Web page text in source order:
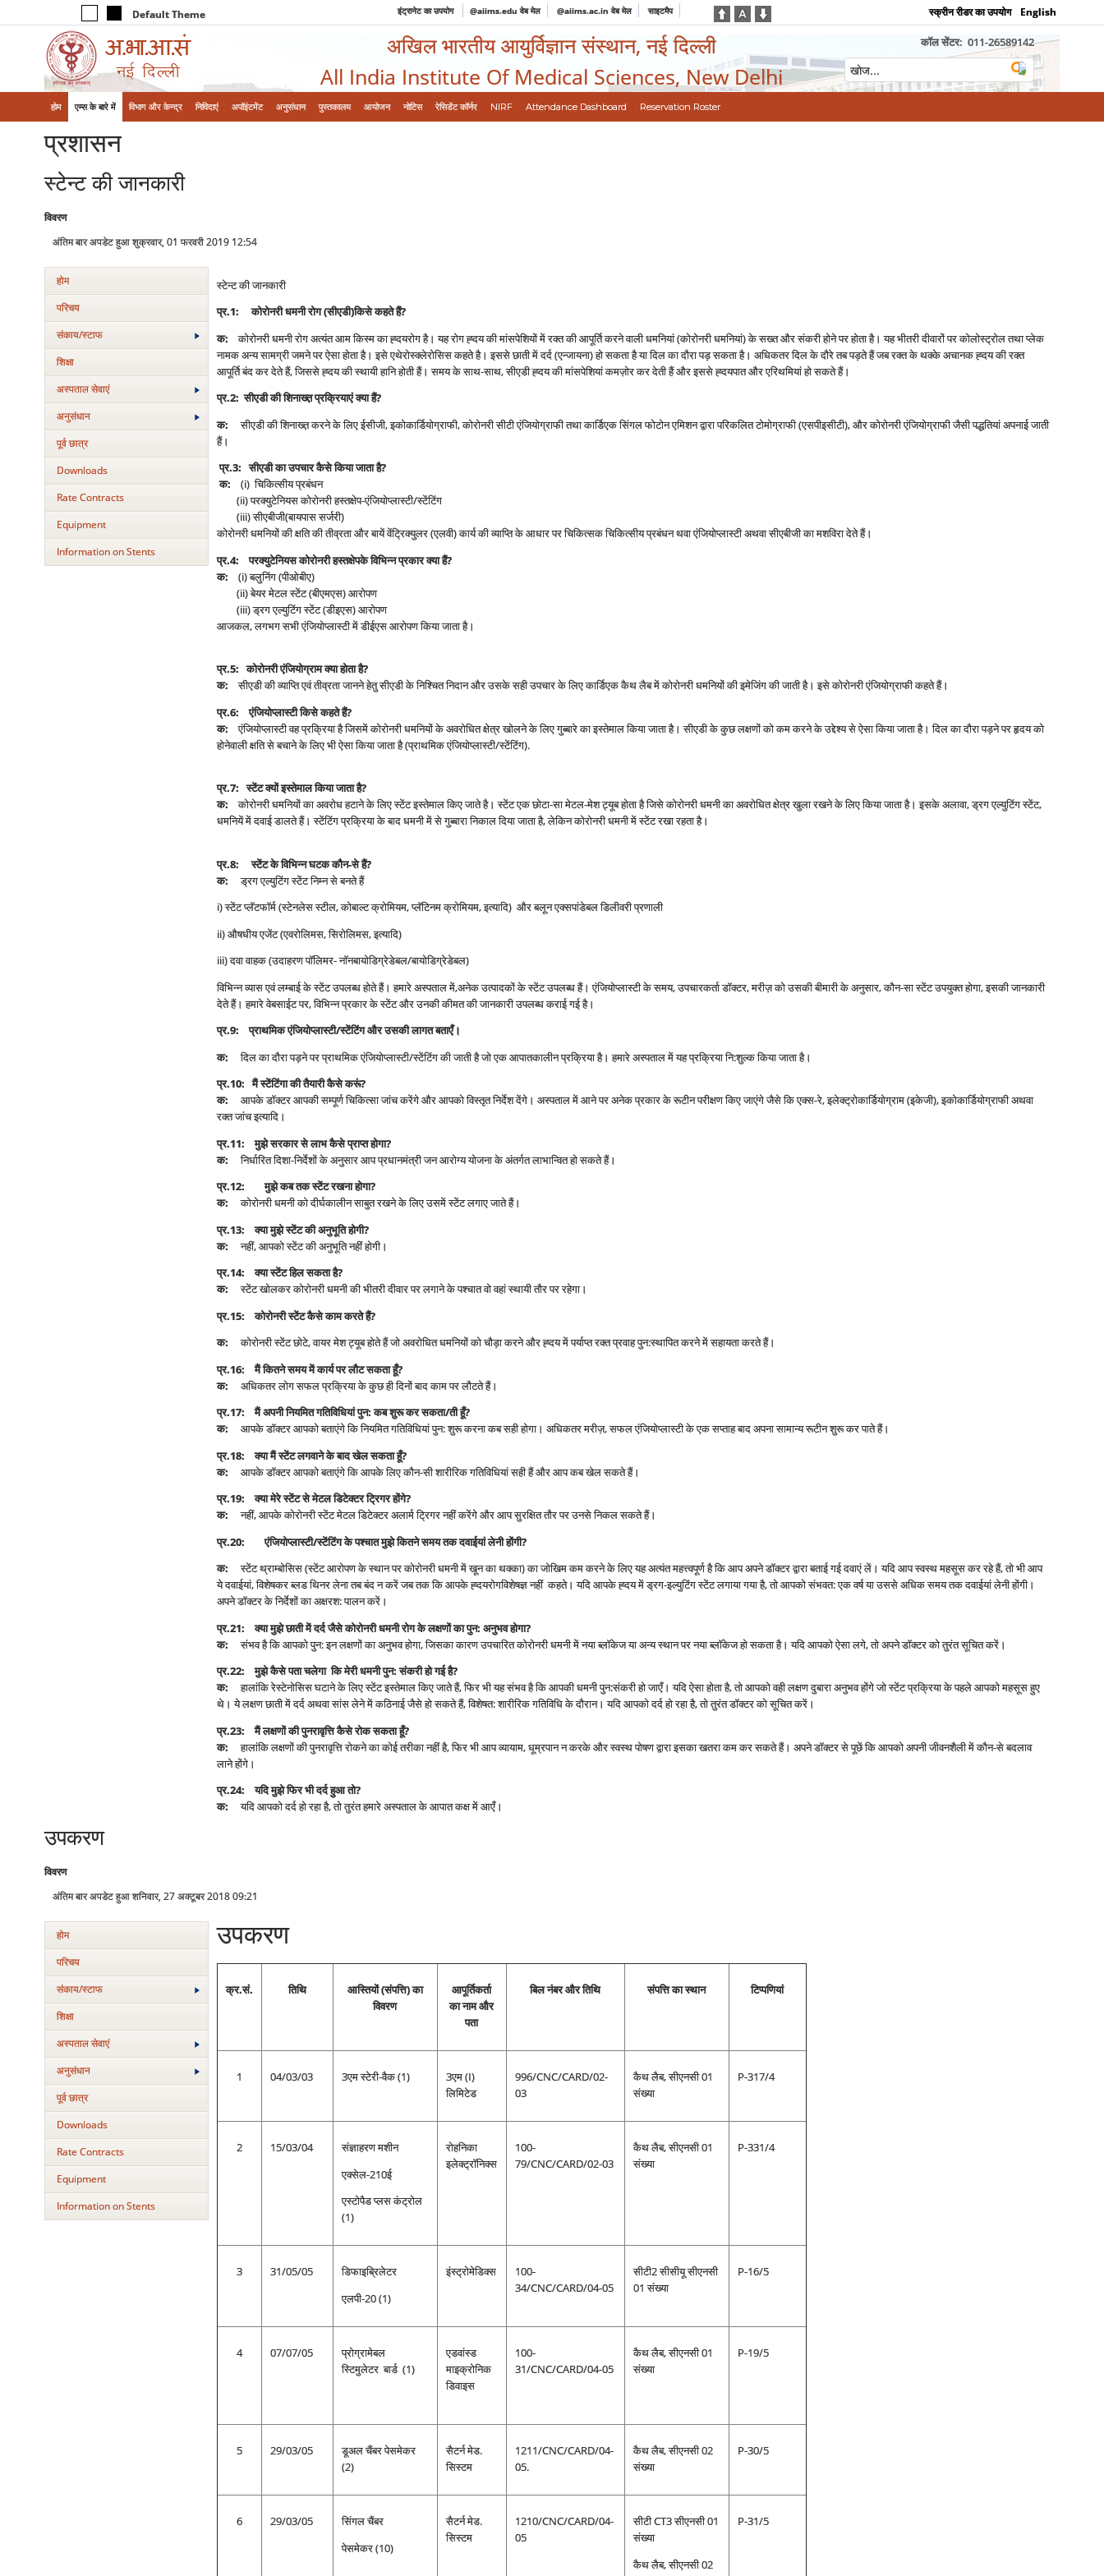
Default Theme इंट्रानेट का उपयोग @aiims.edu वेब मेल @aiims.ac.in वेब मेल साइटमैप स्क्रीन रीडर का उपयोग English
अखिल भारतीय आयुर्विज्ञान संस्थान, नई दिल्ली
All India Institute Of Medical Sciences, New Delhi
कॉल सेंटर: 011-26589142
होम एम्‍स के बारे में विभाग और केन्‍द्र निविदाएं अपॉइंटमेंट अनुसंधान पुस्तकालय आयोजन नोटिस रेसिडेंट कॉर्नर NIRF Attendance Dashboard Reservation Roster
प्रशासन
स्टेन्ट की जानकारी
विवरण
अंतिम बार अपडेट हुआ शुक्रवार, 01 फरवरी 2019 12:54
होम
परिचय
संकाय/स्‍टाफ
शिक्षा
अस्‍पताल सेवाएं
अनुसंधान
पूर्व छात्र
Downloads
Rate Contracts
Equipment
Information on Stents
स्टेन्ट की जानकारी
प्र.1:कोरोनरी धमनी रोग(सीएडी)किसे कहते हैं?
क: कोरोनरी धमनी रोग अत्यंत आम किस्म का ह्दयरोग है। यह रोग ह्दय की मांसपेशियों में रक्त की आपूर्ति करने वाली धमनियां (कोरोनरी धमनियां) के सख्त और संकरी होने पर होता है। यह भीतरी दीवारों पर कोलोस्ट्रोल तथा प्लेक
नामक अन्य सामग्री जमने पर ऐसा होता है। इसे एथेरोस्‍क्लेरोसिस कहते है। इससे छाती में दर्द (एन्जायना) हो सकता है या दिल का दौरा पड़ सकता है। अधिकतर दिल के दौरे तब पड़ते हैं जब रक्त के थक्के अचानक ह्दय की रक्त
आपूर्ति बंद कर देते हैं, जिससे ह्दय की स्थायी हानि होती हैं। समय के साथ-साथ, सीएडी ह्दय की मांसपेशियां कमज़ोर कर देती हैं और इससे ह्दयपात और एरिथमियां हो सकते हैं।
प्र.2: सीएडी की शिनाख्‍त़ प्रक्रियाएं क्या हैं?
क: सीएडी की शिनाख्त़ करने के लिए ईसीजी, इकोकार्डियोग्राफी, कोरोनरी सीटी एंजियोग्राफी तथा कार्डिएक सिंगल फोटोन एमिशन द्वारा परिकलित टोमोग्राफी (एसपीइसीटी), और कोरोनरी एंजियोग्राफी जैसी पद्धतियां अपनाई जाती
हैं।
प्र.3:सीएडी का उपचार कैसे किया जाता है?
क: (i) चिकित्सीय प्रबंधन
(ii) परक्युटेनियस कोरोनरी हस्तक्षेप-एंजियोप्लास्टी/स्टेंटिंग
(iii) सीएबीजी(बायपास सर्जरी)
कोरोनरी धमनियों की क्षति की तीव्रता और बायें वेंट्रिक्युलर (एलवी) कार्य की व्याप्ति के आधार पर चिकित्सक चिकित्सीय प्रबंधन थवा एंजियोप्लास्टी अथवा सीएबीजी का मशविरा देते हैं।
प्र.4:परक्युटेनियस कोरोनरी हस्तक्षेपके विभिन्न प्रकार क्या हैं?
क: (i) बलुनिंग (पीओबीए)
(ii) बेयर मेटल स्टेंट (बीएमएस) आरोपण
(iii) ड्रग एल्युटिंग स्टेंट (डीइएस) आरोपण
आजकल, लगभग सभी एंजियोप्लास्टी में डीईएस आरोपण किया जाता है।
प्र.5:कोरोनरी एंजियोग्राम क्या होता है?
क: सीएडी की व्याप्ति एवं तीव्रता जानने हेतु सीएडी के निश्चित निदान और उसके सही उपचार के लिए कार्डिएक कैथ लैब में कोरोनरी धमनियों की इमेजिंग की जाती है। इसे कोरोनरी एंजियोग्राफी कहते हैं।
प्र.6:एंजियोप्लास्टी किसे कहते हैं?
क: एंजियोप्लास्टी वह प्रक्रिया है जिसमें कोरोनरी धमनियों के अवरोधित क्षेत्र खोलने के लिए गुब्बारे का इस्तेमाल किया जाता है। सीएडी के कुछ लक्षणों को कम करने के उद्देश्य से ऐसा किया जाता है। दिल का दौरा पड़ने पर हृदय को
होनेवाली क्षति से बचाने के लिए भी ऐसा किया जाता है (प्राथमिक एंजियोप्लास्टी/स्टेंटिंग).
प्र.7:स्टेंट क्यों इस्तेमाल किया जाता है?
क: कोरोनरी धमनियों का अवरोध हटाने के लिए स्टेंट इस्तेमाल किए जाते है। स्टेंट एक छोटा-सा मेटल-मेश ट्यूब होता है जिसे कोरोनरी धमनी का अवरोधित क्षेत्र खुला रखने के लिए किया जाता है। इसके अलावा, ड्रग एल्युटिंग स्टेंट,
धमनियें में दवाई डालते हैं। स्टेंटिंग प्रक्रिया के बाद धमनी में से गुब्बारा निकाल दिया जाता है, लेकिन कोरोनरी धमनी में स्टेंट रखा रहता है।
प्र.8:स्टेंट के विभिन्न घटक कौन-से हैं?
क: ड्रग एल्युटिंग स्टेंट निम्न से बनते हैं
i) स्टेंट प्लॅटफॉर्म (स्टेनलेस स्टील, कोबाल्ट क्रोमियम, प्लॅटिनम क्रोमियम, इत्यादि) और बलून एक्सपांडेबल डिलीवरी प्रणाली
ii) औषधीय एजेंट (एवरोलिमस, सिरोलिमस, इत्यादि)
iii) दवा वाहक (उदाहरण पॉलिमर- नॉनबायोडिग्रेडेबल/बायोडिग्रेडेबल)
विभिन्न व्यास एवं लम्बाई के स्टेंट उपलब्ध होते हैं। हमारे अस्पताल में,अनेक उत्पादकों के स्टेंट उपलब्ध हैं। एंजियोप्लास्टी के समय, उपचारकर्ता डॉक्टर, मरीज़ को उसकी बीमारी के अनुसार, कौन-सा स्टेंट उपयुक्त होगा, इसकी जानकारी
देते हैं। हमारे वेबसाईट पर, विभिन्न प्रकार के स्टेंट और उनकी कीमत की जानकारी उपलब्ध कराई गई है।
प्र.9:प्राथमिक एंजियोप्लास्टी/स्टेंटिंग और उसकी लागत बताएँ।
क: दिल का दौरा पड़ने पर प्राथमिक एंजियोप्लास्टी/स्टेंटिंग की जाती है जो एक आपातकालीन प्रक्रिया है। हमारे अस्पताल में यह प्रक्रिया नि:शुल्क किया जाता है।
प्र.10:मैं स्टेंटिंगा की तैयारी कैसे करूं?
क: आपके डॉक्टर आपकी सम्पूर्ण चिकित्सा जांच करेंगे और आपको विस्तृत निर्देश देंगे। अस्पताल में आने पर अनेक प्रकार के रूटीन परीक्षण किए जाएंगे जैसे कि एक्स-रे, इलेक्ट्रोकार्डियोग्राम (इकेजी), इकोकार्डियोग्राफी अथवा
रक्त जांच इत्यादि।
प्र.11:मुझे सरकार से लाभ कैसे प्राप्त होगा?
क: निर्धारित दिशा-निर्देशों के अनुसार आप प्रधानमंत्री जन आरोग्य योजना के अंतर्गत लाभान्वित हो सकते हैं।
प्र.12: मुझे कब तक स्टेंट रखना होगा?
क: कोरोनरी धमनी को दीर्घकालीन साबुत रखने के लिए उसमें स्टेंट लगाए जाते हैं।
प्र.13:क्या मुझे स्टेंट की अनुभूति होगी?
क: नहीं, आपको स्टेंट की अनुभूति नहीं होगी।
प्र.14:क्या स्टेंट हिल सकता है?
क: स्टेंट खोलकर कोरोनरी धमनी की भीतरी दीवार पर लगाने के पश्चात वो वहां स्थायी तौर पर रहेगा।
प्र.15:कोरोनरी स्टेंट कैसे काम करते हैं?
क: कोरोनरी स्टेंट छोटे, वायर मेश ट्यूब होते हैं जो अवरोधित धमनियों को चौड़ा करने और ह्दय में पर्याप्त रक्त प्रवाह पुन:स्थापित करने में सहायता करते हैं।
प्र.16:मैं कितने समय में कार्य पर लौट सकता हूँ?
क: अधिकतर लोग सफल प्रक्रिया के कुछ ही दिनों बाद काम पर लौटते हैं।
प्र.17:मैं अपनी नियमित गतिविधियां पुन: कब शुरू कर सकता/ती हूँ?
क: आपके डॉक्टर आपको बताएंगे कि नियमित गतिविधियां पुन: शुरू करना कब सही होगा। अधिकतर मरीज़, सफल एंजियोप्लास्टी के एक सप्ताह बाद अपना सामान्य रूटीन शुरू कर पाते हैं।
प्र.18:क्या मैं स्टेंट लगवाने के बाद खेल सकता हूँ?
क: आपके डॉक्टर आपको बताएंगे कि आपके लिए कौन-सी शारीरिक गतिविधियां सही हैं और आप कब खेल सकते हैं।
प्र.19:क्या मेरे स्टेंट से मेटल डिटेक्टर ट्रिगर होंगे?
क: नहीं, आपके कोरोनरी स्टेंट मेटल डिटेक्टर अलार्म ट्रिगर नहीं करेंगे और आप सुरक्षित तौर पर उनसे निकल सकते हैं।
प्र.20: एंजियोप्लास्टी/स्टेंटिंग के पश्चात मुझे कितने समय तक दवाईयां लेनी होंगी?
क: स्टेंट थ्राम्बोसिस (स्टेंट आरोपण के स्थान पर कोरोनरी धमनी में खून का थक्का) का जोखिम कम करने के लिए यह अत्यंत महत्त्वपूर्ण है कि आप अपने डॉक्टर द्वारा बताई गई दवाएं लें। यदि आप स्वस्थ महसूस कर रहे हैं, तो भी आप
ये दवाईयां, विशेषकर ब्लड थिनर लेना तब बंद न करें जब तक कि आपके ह्दयरोगविशेषज्ञ नहीं कहते। यदि आपके ह्दय में ड्रग-इल्युटिंग स्टेंट लगाया गया है, तो आपको संभवत: एक वर्ष या उससे अधिक समय तक दवाईयां लेनी होंगी।
अपने डॉक्टर के निर्देशों का अक्षरश: पालन करें।
प्र.21:क्या मुझे छाती में दर्द जैसे कोरोनरी धमनी रोग के लक्षणों का पुन: अनुभव होगा?
क: संभव है कि आपको पुन: इन लक्षणों का अनुभव होगा, जिसका कारण उपचारित कोरोनरी धमनी में नया ब्लॉकेज या अन्य स्थान पर नया ब्लॉकेज हो सकता है। यदि आपको ऐसा लगे, तो अपने डॉक्टर को तुरंत सूचित करें।
प्र.22:मुझे कैसे पता चलेगा कि मेरी धमनी पुन: संकरी हो गई है?
क: हालांकि रेस्टेनोसिस घटाने के लिए स्टेंट इस्तेमाल किए जाते हैं, फिर भी यह संभव है कि आपकी धमनी पुन:संकरी हो जाएँ। यदि ऐसा होता है, तो आपको वही लक्षण दुबारा अनुभव होंगे जो स्टेंट प्रक्रिया के पहले आपको महसूस हुए
थे। ये लक्षण छाती में दर्द अथवा सांस लेने में कठिनाई जैसे हो सकते हैं, विशेषत: शारीरिक गतिविधि के दौरान। यदि आपको दर्द हो रहा है, तो तुरंत डॉक्टर को सूचित करें।
प्र.23:मैं लक्षणों की पुनरावृत्ति कैसे रोक सकता हूँ?
क: हालांकि लक्षणों की पुनरावृत्ति रोकने का कोई तरीका नहीं है, फिर भी आप व्यायाम, धूम्रपान न करके और स्वस्थ पोषण द्वारा इसका खतरा कम कर सकते हैं। अपने डॉक्टर से पूछें कि आपको अपनी जीवनशैली में कौन-से बदलाव
लाने होंगे।
प्र.24:यदि मुझे फिर भी दर्द हुआ तो?
क: यदि आपको दर्द हो रहा है, तो तुरंत हमारे अस्पताल के आपात कक्ष में आएँ।
उपकरण
विवरण
अंतिम बार अपडेट हुआ शनिवार, 27 अक्टूबर 2018 09:21
होम
परिचय
संकाय/स्‍टाफ
शिक्षा
अस्‍पताल सेवाएं
अनुसंधान
पूर्व छात्र
Downloads
Rate Contracts
Equipment
Information on Stents
उपकरण
क्र.सं. तिथि
आस्तियों (संपत्ति) का
विवरण
आपूर्तिकर्ता
का नाम और
पता
बिल नंबर औरतिथि संपत्ति का स्थान टिप्पणियां
1 04/03/03 3एम स्टेरी-वैक (1)
3एम (I)
लिमिटेड
996/CNC/CARD/02-
03
कैथ लैब, सीएनसी 01
संख्या
P-317/4
2 15/03/04
संज्ञाहरण मशीन
एक्सेल-210ई
एस्टोपैड प्लस कंट्रोल
(1)
रोहनिका
इलेक्ट्रॉनिक्स
100-
79/CNC/CARD/02-03
कैथ लैब, सीएनसी 01
संख्या
P-331/4
3 31/05/05
डिफाइब्रिलेटर
एलपी-20 (1)
इंस्ट्रोमेडिक्स
100-
34/CNC/CARD/04-05
सीटी2 सीसीयू सीएनसी
01 संख्या
P-16/5
4 07/07/05
प्रोग्रामेबल
स्टिमुलेटर बार्ड (1)
एडवांस्ड
माइक्रोनिक
डिवाइस
100-
31/CNC/CARD/04-05
कैथ लैब, सीएनसी 01
संख्या
P-19/5
5 29/03/05
डूअल चैंबर पेसमेकर
(2)
सैटर्न मेड.
सिस्टम
1211/CNC/CARD/04-
05.
कैथ लैब, सीएनसी 02
संख्या
P-30/5
6 29/03/05
सिंगल चैंबर
पेसमेकर (10)
सैटर्न मेड.
सिस्टम
1210/CNC/CARD/04-
05
सीटी CT3 सीएनसी 01
संख्या
कैथ लैब, सीएनसी 02
P-31/5